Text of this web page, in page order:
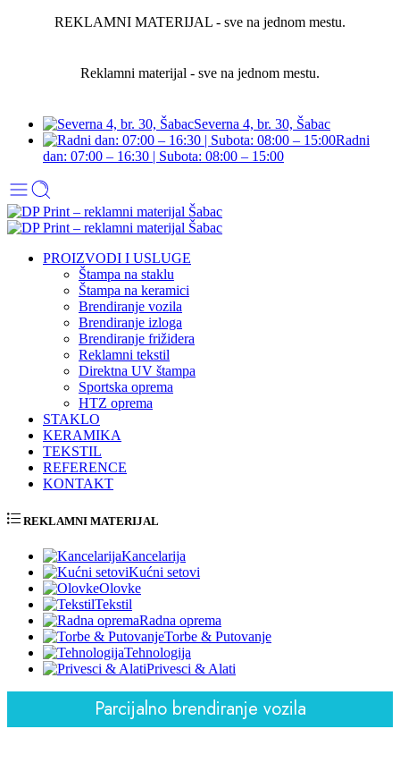
REKLAMNI MATERIJAL - sve na jednom mestu.
Reklamni materijal - sve na jednom mestu.
Severna 4, br. 30, Šabac
Radni
dan: 07:00 – 16:30 | Subota: 08:00 – 15:00
PROIZVODI I USLUGE
Štampa na staklu
Štampa na keramici
Brendiranje vozila
Brendiranje izloga
Brendiranje frižidera
Reklamni tekstil
Direktna UV štampa
Sportska oprema
HTZ oprema
STAKLO
KERAMIKA
TEKSTIL
REFERENCE
KONTAKT
REKLAMNI MATERIJAL
Kancelarija
Kućni setovi
Olovke
Tekstil
Radna oprema
Torbe & Putovanje
Tehnologija
Privesci & Alati
Parcijalno brendiranje vozila